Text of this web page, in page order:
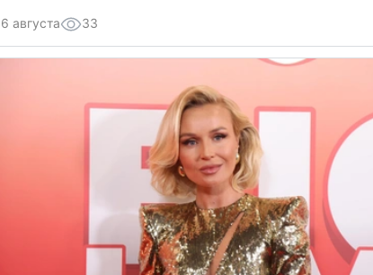
6 августа 33